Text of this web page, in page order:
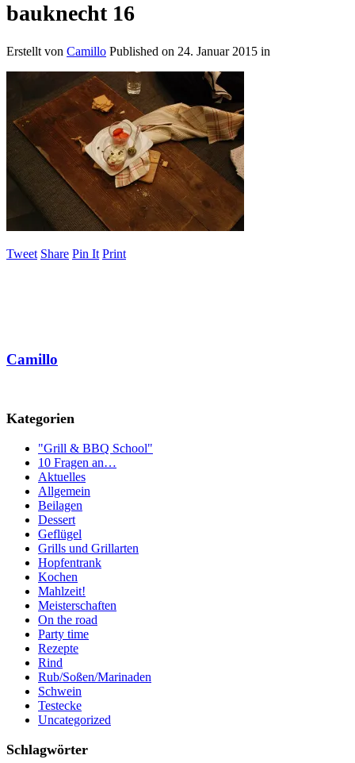
bauknecht 16
Erstellt von Camillo Published on 24. Januar 2015 in
Tweet Share Pin It Print
Camillo
Kategorien
"Grill & BBQ School"
10 Fragen an…
Aktuelles
Allgemein
Beilagen
Dessert
Geflügel
Grills und Grillarten
Hopfentrank
Kochen
Mahlzeit!
Meisterschaften
On the road
Party time
Rezepte
Rind
Rub/Soßen/Marinaden
Schwein
Testecke
Uncategorized
Schlagwörter